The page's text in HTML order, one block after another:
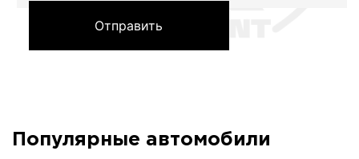
Отправить
Популярные автомобили